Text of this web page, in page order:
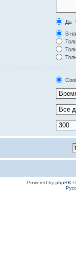
Да
В
Powered by phpBB